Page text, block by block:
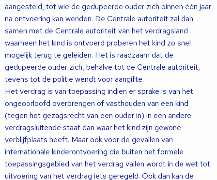
aangesteld, tot wie de gedupeerde ouder zich binnen één jaar
na ontvoering kan wenden. De Centrale autoriteit zal dan
samen met de Centrale autoriteit van het verdragsland
waarheen het kind is ontvoerd proberen het kind zo snel
mogelijk terug te geleiden. Het is raadzaam dat de
gedupeerde ouder zich, behalve tot de Centrale autoriteit,
tevens tot de politie wendt voor aangifte.
Het verdrag is van toepassing indien er sprake is van het
ongeoorloofd overbrengen of vasthouden van een kind
(tegen het gezagsrecht van een ouder in) in een andere
verdragsluitende staat dan waar het kind zijn gewone
verblijfplaats heeft. Maar ook voor de gevallen van
internationale kinderontvoering die buiten het formele
toepassingsgebied van het verdrag vallen wordt in de wet tot
uitvoering van het verdrag iets geregeld. Ook dan kan de